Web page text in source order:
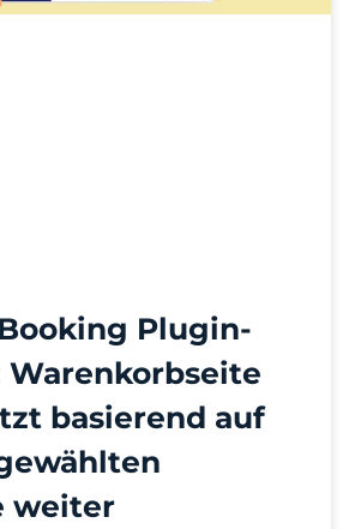
Plugin-
Warenkorbseite
basierend auf
weiter